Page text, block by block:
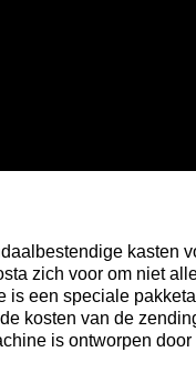
kasten
zich voor om niet
een speciale
kosten van de
is ontworpen door